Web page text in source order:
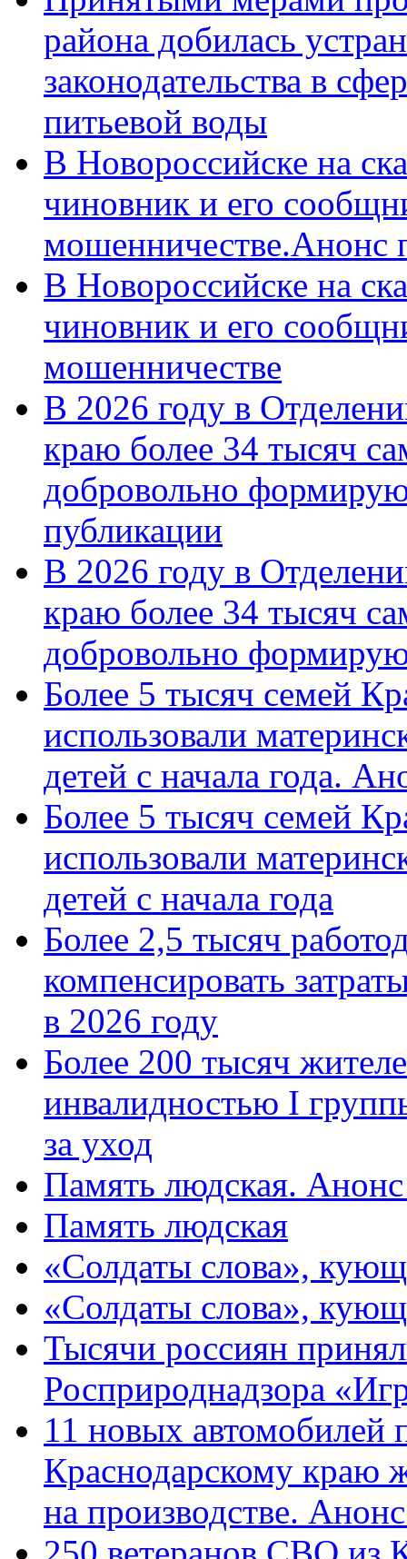
района добилась
законодательства в
питьевой воды
В Новороссийске на
чиновник и его
мошенничестве.Анонс
В Новороссийске на
чиновник и его
мошенничестве
В 2026 году в
краю более 34 тысяч
добровольно
публикации
В 2026 году в
краю более 34 тысяч
добровольно
Более 5 тысяч семей
использовали
детей с начала года.
Более 5 тысяч семей
использовали
детей с начала года
Более 2,5 тысяч
компенсировать
в 2026 году
Более 200 тысяч
инвалидностью I
за уход
Память людская.
Память людская
«Солдаты слова»,
«Солдаты слова»,
Тысячи россиян
Росприроднадзора
11 новых автомобилей
Краснодарскому краю
на производстве.